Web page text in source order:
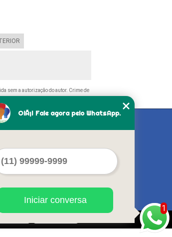
sem a autorização do autor. Crime de
Contato Mapa do site
1
OlÃ¡! Fale agora pelo WhatsApp.
Iniciar conversa